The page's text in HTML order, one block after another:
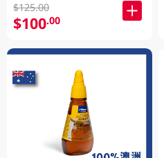
$125.00
$100.00